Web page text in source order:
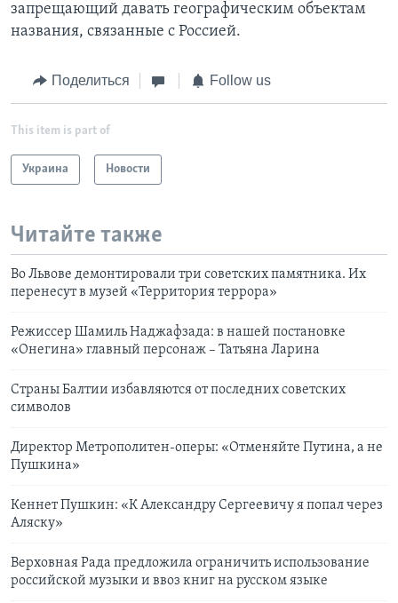
запрещающий давать географическим объектам
названия, связанные с Россией.
Поделиться Follow us
This item is part of
Украина Новости
Читайте также
Во Львове демонтировали три советских памятника. Их
перенесут в музей «Территория террора»
Режиссер Шамиль Наджафзада: в нашей постановке
«Онегина» главный персонаж – Татьяна Ларина
Страны Балтии избавляются от последних советских
символов
Директор Метрополитен-оперы: «Отменяйте Путина, а не
Пушкина»
Кеннет Пушкин: «К Александру Сергеевичу я попал через
Аляску»
Верховная Рада предложила ограничить использование
российской музыки и ввоз книг на русском языке